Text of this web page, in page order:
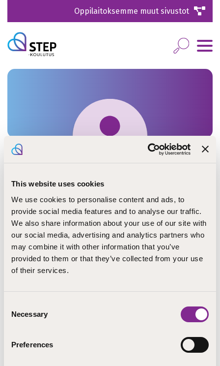
This website uses cookies
We use cookies to personalise content and ads, to
provide social media features and to analyse our traffic.
We also share information about your use of our site with
our social media, advertising and analytics partners who
may combine it with other information that you’ve
provided to them or that they’ve collected from your use
of their services.
Selection
Necessary
Preferences
Oppilaitoksemme muut sivustot
Pauliina Ehnqvist
erityisopettaja
Pieksämäki
pauliina.ehnqvist@step.fi